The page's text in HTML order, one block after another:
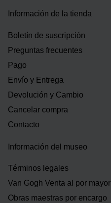
Información de la tienda
Boletín de suscripción
Preguntas frecuentes
Pago
Envío y Entrega
Devolución y Cambio
Cancelar compra
Contacto
Información del museo
Términos legales
Van Gogh Venta al por mayor
Obras maestras por encargo